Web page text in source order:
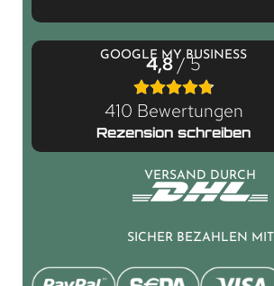
GOOGLE MY BUSINESS
4,8/ 5
410 Bewertungen
Rezension schreiben
VERSAND DURCH
SICHER BEZAHLEN MIT